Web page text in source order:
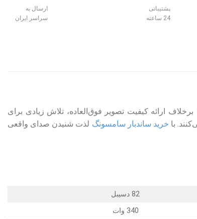
پشتیبانی
24 ساعته
ارسال به
سراسر ایران
ارائه کیفیت تصویر فوق‌العاده، تلاش زیادی برای
با خرید ساندبار سامسونگ لذت شنیدن صدای واقعی
82 دسیبل
340 وات